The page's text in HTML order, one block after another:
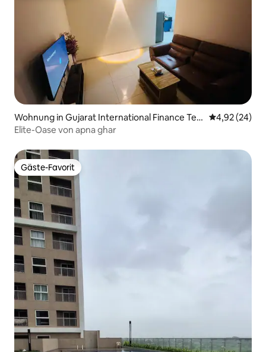
Wohnung in Gujarat International Finance Tec
-City
4,92 (24)
Elite-Oase von apna ghar
Gäste-Favorit
Gäste-Favorit